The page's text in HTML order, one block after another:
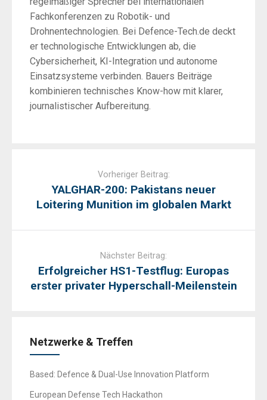
Fachkonferenzen zu Robotik- und
Drohnentechnologien. Bei Defence-Tech.de deckt
er technologische Entwicklungen ab, die
Cybersicherheit, KI-Integration und autonome
Einsatzsysteme verbinden. Bauers Beiträge
kombinieren technisches Know-how mit klarer,
journalistischer Aufbereitung.
Vorheriger Beitrag:
YALGHAR-200: Pakistans neuer
Loitering Munition im globalen Markt
Nächster Beitrag:
Erfolgreicher HS1-Testflug: Europas
erster privater Hyperschall-Meilenstein
Netzwerke & Treffen
Based: Defence & Dual-Use Innovation Platform
European Defense Tech Hackathon